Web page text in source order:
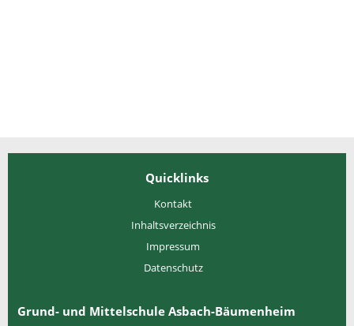
Quicklinks
Kontakt
Inhaltsverzeichnis
Impressum
Datenschutz
Grund- und Mittelschule Asbach-Bäumenheim